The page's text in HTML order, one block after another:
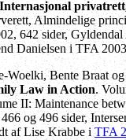
Internasjonal
Almindelige
642 sider,
Danielsen i TFA
Woelki, Bente Braat
Law in Action.
II: Maintenance
og 496 sider,
af Lise Krabbe iTFA